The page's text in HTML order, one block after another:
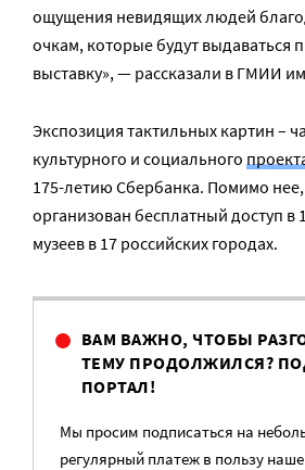
ощущения невидящих людей
очкам, которые будут выдаваться
выставку», — рассказали в ГМИИ
Экспозиция тактильных картин –
культурного и социального
175-летию Сбербанка. Помимо
организован бесплатный доступ в
музеев в 17 российских городах.
ВАМ ВАЖНО, ЧТОБЫ
ТЕМУ ПРОДОЛЖИЛСЯ?
ПОРТАЛ!
Мы просим подписаться на
регулярный платеж в пользу